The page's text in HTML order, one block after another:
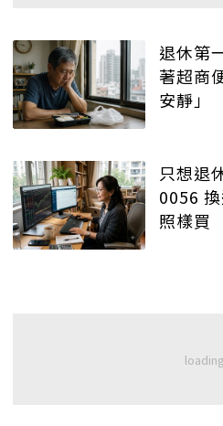
退休第
著超商
安靜」
只想退
0056
照樣買